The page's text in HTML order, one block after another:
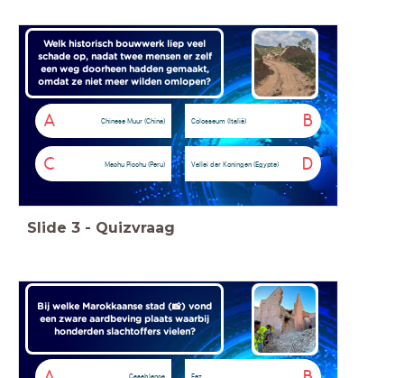
Welk historisch bouwwerk liep veel
schade op, nadat twee mensen er zelf
een weg doorheen hadden gemaakt,
omdat ze niet meer wilden omlopen?
A Chinese Muur (China) B
Colosseum (Italië)
C Machu Picchu (Peru) D
Vallei der Koningen (Egypte)
Slide 3 - Quizvraag
Bij welke Marokkaanse stad (📸) vond
een zware aardbeving plaats waarbij
honderden slachtoffers vielen?